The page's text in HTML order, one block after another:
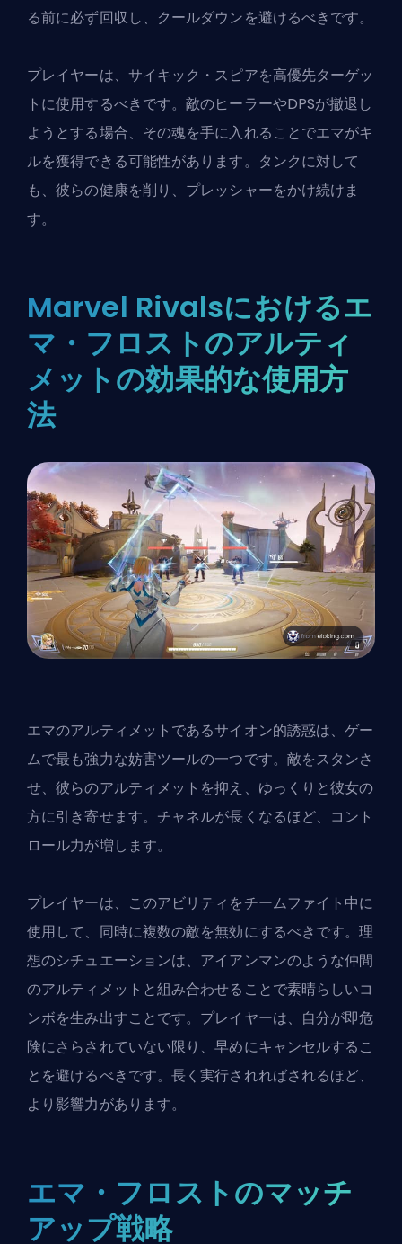
る前に必ず回収し、クールダウンを避けるべきです。
プレイヤーは、サイキック・スピアを高優先ターゲッ
トに使用するべきです。敵のヒーラーやDPSが撤退し
ようとする場合、その魂を手に入れることでエマがキ
ルを獲得できる可能性があります。タンクに対して
も、彼らの健康を削り、プレッシャーをかけ続けま
す。
Marvel Rivalsにおけるエ
マ・フロストのアルティ
メットの効果的な使用方
法
エマのアルティメットであるサイオン的誘惑は、ゲー
ムで最も強力な妨害ツールの一つです。敵をスタンさ
せ、彼らのアルティメットを抑え、ゆっくりと彼女の
方に引き寄せます。チャネルが長くなるほど、コント
ロール力が増します。
プレイヤーは、このアビリティをチームファイト中に
使用して、同時に複数の敵を無効にするべきです。理
想のシチュエーションは、アイアンマンのような仲間
のアルティメットと組み合わせることで素晴らしいコ
ンボを生み出すことです。プレイヤーは、自分が即危
険にさらされていない限り、早めにキャンセルするこ
とを避けるべきです。長く実行されればされるほど、
より影響力があります。
エマ・フロストのマッチ
アップ戦略